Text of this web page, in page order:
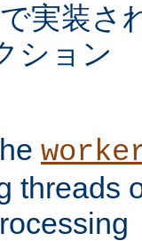
実装さ
ション
threads